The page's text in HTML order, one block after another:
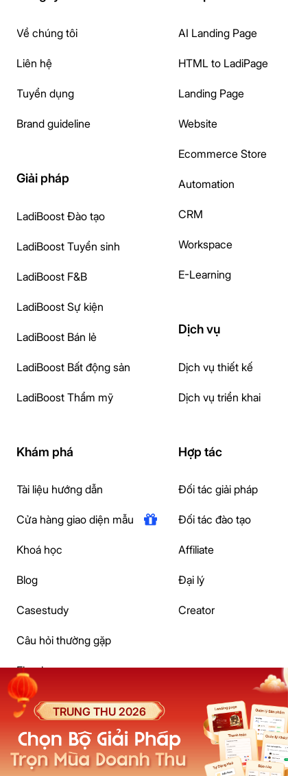
Social
Về chúng tôi
Liên hệ
Tuyển dụng
Brand guideline
AI Landing Page
HTML to LadiPage
Landing Page
Website
Ecommerce Store
Automation
CRM
Workspace
E-Learning
Giải pháp
LadiBoost Đào tạo
LadiBoost Tuyển sinh
LadiBoost F&B
LadiBoost Sự kiện
LadiBoost Bán lẻ
LadiBoost Bất động sản
LadiBoost Thẩm mỹ
Dịch vụ
Dịch vụ thiết kế
Dịch vụ triển khai
Khám phá
Tài liệu hướng dẫn
Cửa hàng giao diện mẫu
Khoá học
Blog
Casestudy
Câu hỏi thường gặp
Ebook
Hợp tác
Đối tác giải pháp
Đối tác đào tạo
Affiliate
Đại lý
Creator